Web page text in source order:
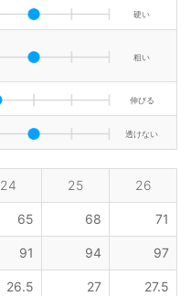
硬い
粗い
伸びる
透けない
24 25 26
65 68 71
91 94 97
26.5 27 27.5